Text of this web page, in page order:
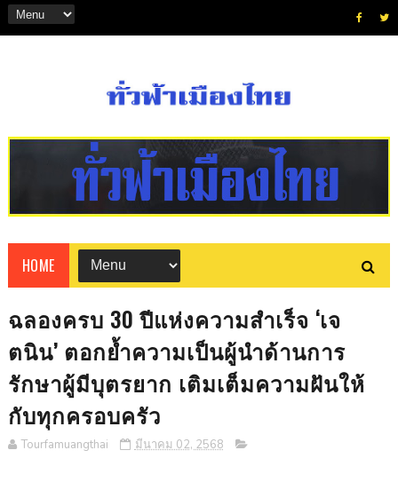
HOME
ฉลองครบ 30 ปีแห่งความสำเร็จ ‘เจ
ตนิน’ ตอกย้ำความเป็นผู้นำด้านการ
รักษาผู้มีบุตรยาก เติมเต็มความฝันให้
กับทุกครอบครัว
Tourfamuangthai มีนาคม 02, 2568